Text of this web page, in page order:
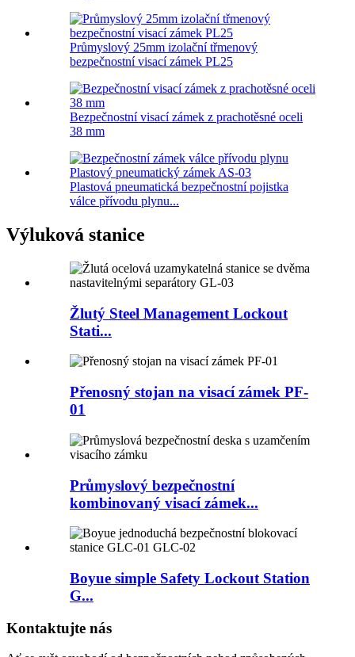
Průmyslový 25mm izolační třmenový
bezpečnostní visací zámek PL25
Bezpečnostní visací zámek z prachotěsné oceli
38 mm
Plastová pneumatická bezpečnostní pojistka
válce přívodu plynu...
Výluková stanice
Žlutý Steel Management Lockout
Stati...
Přenosný stojan na visací zámek PF-
01
Průmyslový bezpečnostní
kombinovaný visací zámek...
Boyue simple Safety Lockout Station
G...
Kontaktujte nás